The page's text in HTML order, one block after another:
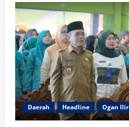
PWI
Ogan
Ilir
Masa
Bakti
2026–
2029
Resmi
dilantik,
Siap
Perkuat
Profesionalisme
Wartawan
Daerah Headline Ogan Ilir